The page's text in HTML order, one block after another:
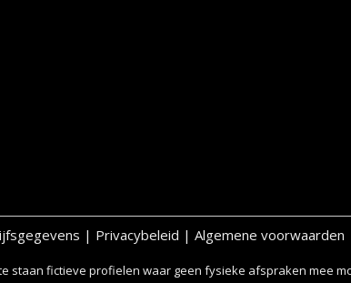
| Privacybeleid | Algemene voorwaarden
staan fictieve profielen waar geen fysieke afspraken mee